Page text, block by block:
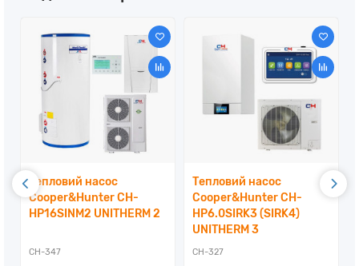
Тепловий насос
Cooper&Hunter CH-
HP16SINM2 UNITHERM 2
CH-347
Тепловий насос
Cooper&Hunter CH-
HP6.0SIRK3 (SIRK4)
UNITHERM 3
CH-327